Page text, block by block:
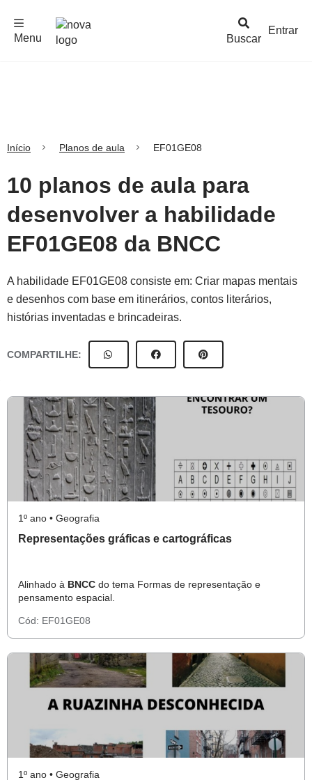
Buscar
Menu
Entrar
Início Planos de aula EF01GE08
10 planos de aula para
desenvolver a habilidade
EF01GE08 da BNCC
A habilidade EF01GE08 consiste em: Criar mapas mentais
e desenhos com base em itinerários, contos literários,
histórias inventadas e brincadeiras.
COMPARTILHE:
1º ano • Geografia
Representações gráficas e cartográficas
Alinhado à BNCC do tema Formas de representação e
pensamento espacial.
Cód: EF01GE08
1º ano • Geografia